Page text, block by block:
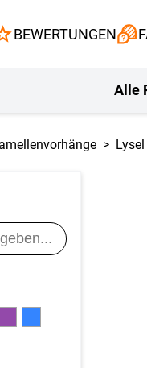
BEWERTUNGEN
Alle